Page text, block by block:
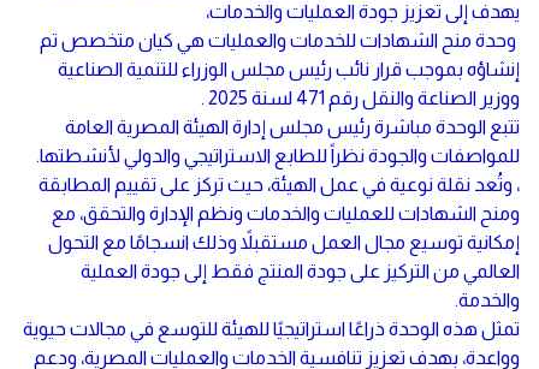
يهدف إلى تعزيز جودة العمليات والخدمات،
وحدة منح الشهادات للخدمات والعمليات هي كيان متخصص تم
إنشاؤه بموجب قرار نائب رئيس مجلس الوزراء للتنمية الصناعية
ووزير الصناعة والنقل رقم 471 لسنة 2025 .
تتبع الوحدة مباشرة رئيس مجلس إدارة الهيئة المصرية العامة
للمواصفات والجودة نظراً للطابع الاستراتيجي والدولي لأنشطتها.
، وتُعد نقلة نوعية في عمل الهيئة، حيث تركز على تقييم المطابقة
ومنح الشهادات للعمليات والخدمات ونظم الإدارة والتحقق، مع
إمكانية توسيع مجال العمل مستقبلاً وذلك انسجامًا مع التحول
العالمي من التركيز على جودة المنتج فقط إلى جودة العملية
والخدمة.
تمثل هذه الوحدة ذراعًا استراتيجيًا للهيئة للتوسع في مجالات حيوية
وواعدة، بهدف تعزيز تنافسية الخدمات والعمليات المصرية، ودعم